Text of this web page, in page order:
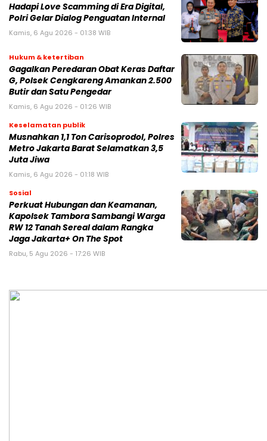
Hadapi Love Scamming di Era Digital,
Polri Gelar Dialog Penguatan Internal
Kamis, 6 Agu 2026 - 01:38 WIB
Hukum & ketertiban
Gagalkan Peredaran Obat Keras Daftar
G, Polsek Cengkareng Amankan 2.500
Butir dan Satu Pengedar
Kamis, 6 Agu 2026 - 01:26 WIB
Keselamatan publik
Musnahkan 1,1 Ton Carisoprodol, Polres
Metro Jakarta Barat Selamatkan 3,5
Juta Jiwa
Kamis, 6 Agu 2026 - 01:18 WIB
Sosial
Perkuat Hubungan dan Keamanan,
Kapolsek Tambora Sambangi Warga
RW 12 Tanah Sereal dalam Rangka
Jaga Jakarta+ On The Spot
Rabu, 5 Agu 2026 - 17:26 WIB